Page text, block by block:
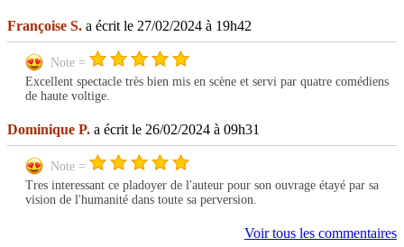
Françoise S. a écrit le 27/02/2024 à 19h42
Note =
Excellent spectacle très bien mis en scène et servi par quatre comédiens
de haute voltige.
Dominique P. a écrit le 26/02/2024 à 09h31
Note =
Tres interessant ce pladoyer de l'auteur pour son ouvrage étayé par sa
vision de l'humanité dans toute sa perversion.
Voir tous les commentaires